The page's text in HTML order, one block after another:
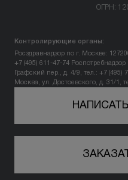
Контакты
+7 (800) 301 17
ОГРН:
Контролирующие органы:
Росздравнадзор по г. Москве:
+7 (495) 611-47-74
Графский пер., д. 4/9, тел.: +7 (495)
Москва, ул. Достоевского, д. 31/1,